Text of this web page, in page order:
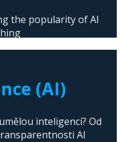
the popularity of AI
(AI)
inteligencí? Od
AI